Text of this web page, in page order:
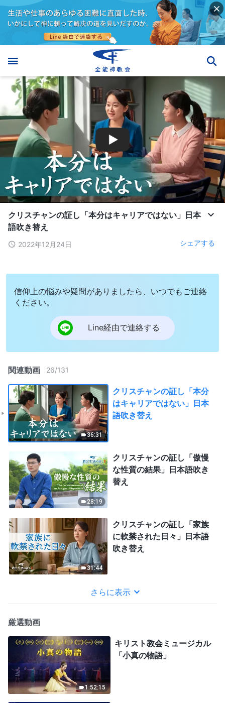
クリスチャンの証し「本分はキャリアではない」日本
語吹き替え
2022年12月24日 シェアする
信仰上の悩みや疑問がありましたら、いつでもご連絡
ください。
Line経由で連絡する
関連動画 26/131
36:31
クリスチャンの証し「本分
はキャリアではない」日本
語吹き替え
28:19
クリスチャンの証し「傲慢
な性質の結果」日本語吹き
替え
31:44
クリスチャンの証し「家族
に軟禁された日々」日本語
吹き替え
さらに表示
厳選動画
1:52:15
キリスト教会ミュージカル
「小真の物語」